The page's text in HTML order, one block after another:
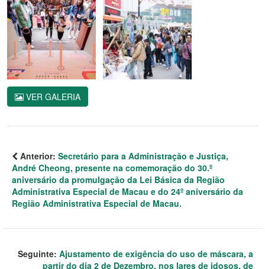
VER GALERIA
Anterior: Secretário para a Administração e Justiça,
André Cheong, presente na comemoração do 30.º
aniversário da promulgação da Lei Básica da Região
Administrativa Especial de Macau e do 24º aniversário da
Região Administrativa Especial de Macau.
Seguinte: Ajustamento de exigência do uso de máscara, a
partir do dia 2 de Dezembro, nos lares de idosos, de